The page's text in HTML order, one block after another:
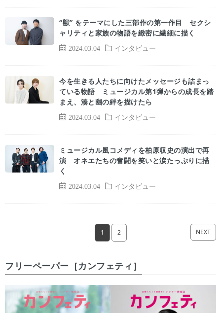
2024.03.04 インタビュー
“獣” をテーマにした三部作の第一作目 セクシ
ャリティと家族の物語を緻密に繊細に描く
2024.03.04 インタビュー
今を生きる人たちに向けたメッセージも詰まっ
ている物語 ミュージカル第1弾からの成長を踏
まえ、湊と幽の絆を描けたら
2024.03.04 インタビュー
ミュージカル風コメディを柏原収史の演出で再
演 オネエたちの奮闘を笑いと涙たっぷりに描
く
1 2 NEXT
フリーペーパー［カンフェティ］